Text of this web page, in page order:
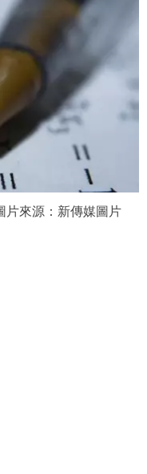
片來源：新傳媒圖片